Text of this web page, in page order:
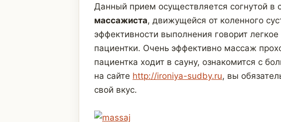
Данный прием осуществляется согнутой в
массажиста, движущейся от коленного
эффективности выполнения говорит
пациентки. Очень эффективно массаж
пациентка ходит в сауну, ознакомится с
на сайте http://ironiya-sudby.ru, вы
свой вкус.